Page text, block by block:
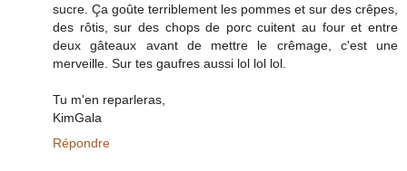
sucre. Ça goûte terriblement les pommes et sur des crêpes,
des rôtis, sur des chops de porc cuitent au four et entre
deux gâteaux avant de mettre le crêmage, c'est une
merveille. Sur tes gaufres aussi lol lol lol.
Tu m'en reparleras,
KimGala
Répondre